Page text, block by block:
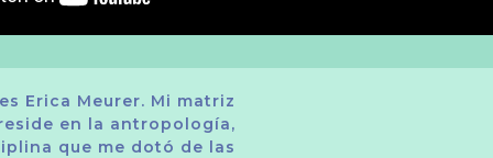
Erica Meurer. Mi matriz
en la antropología,
que me dotó de las